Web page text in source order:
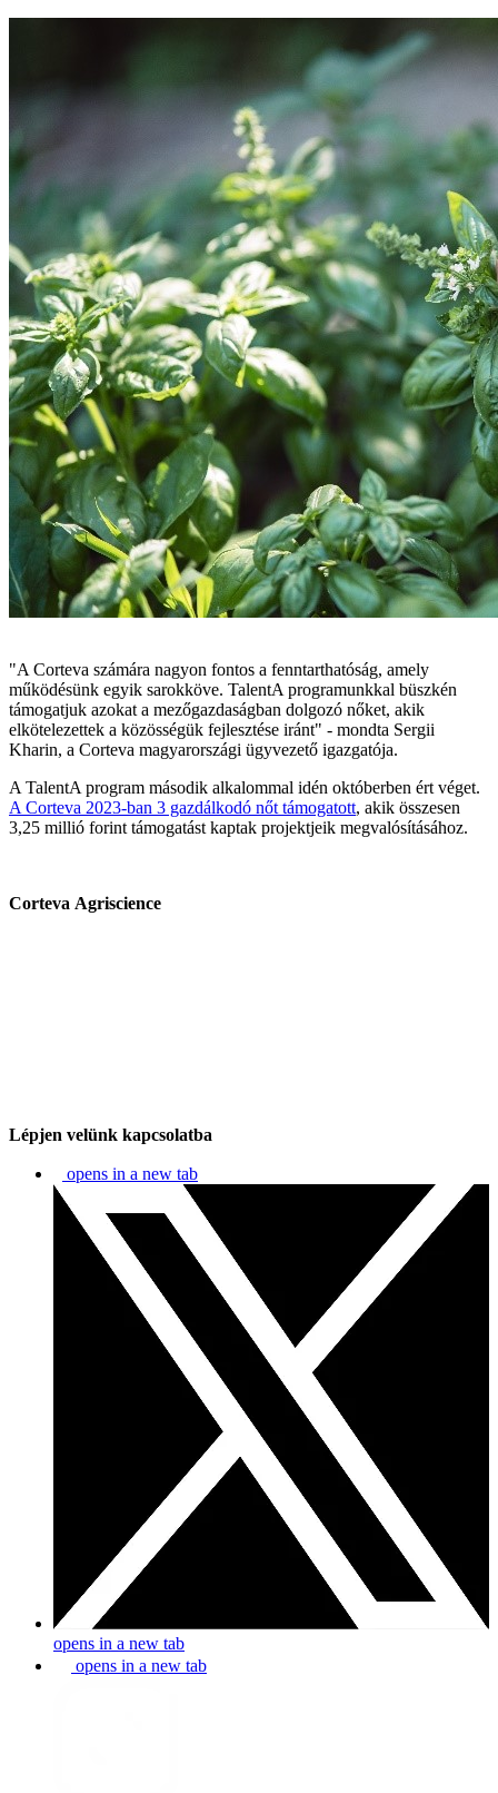
"A Corteva számára nagyon fontos a fenntarthatóság, amely
működésünk egyik sarokköve. TalentA programunkkal büszkén
támogatjuk azokat a mezőgazdaságban dolgozó nőket, akik
elkötelezettek a közösségük fejlesztése iránt" - mondta Sergii
Kharin, a Corteva magyarországi ügyvezető igazgatója.
A TalentA program második alkalommal idén októberben ért véget.
A Corteva 2023-ban 3 gazdálkodó nőt támogatott, akik összesen
3,25 millió forint támogatást kaptak projektjeik megvalósításához.
Corteva Agriscience
Lépjen velünk kapcsolatba
opens in a new tab
opens in a new tab
opens in a new tab